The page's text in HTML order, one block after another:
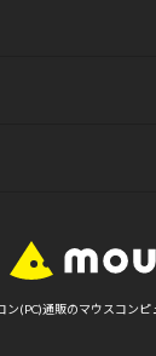
ン(PC)通販のマウスコンピ